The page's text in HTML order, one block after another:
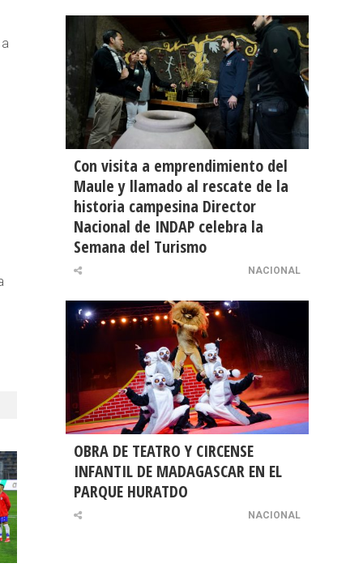
Con visita a emprendimiento del
Maule y llamado al rescate de la
historia campesina Director
Nacional de INDAP celebra la
Semana del Turismo
NACIONAL
OBRA DE TEATRO Y CIRCENSE
INFANTIL DE MADAGASCAR EN EL
PARQUE HURATDO
NACIONAL